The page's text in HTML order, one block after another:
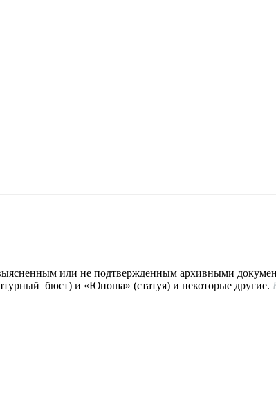
или не подтвержденным архивными
бюст) и «Юноша» (статуя) и некоторые другие.